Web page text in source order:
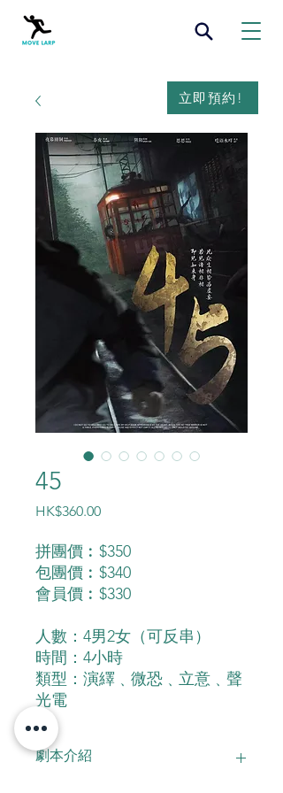
45
HK$360.00價
拼團價︰$350
包團價︰$340
會員價︰$330
人數：4男2女（可反串）
時間：4小時
類型：演繹﹑微恐﹑立意﹑聲
光電
劇本介紹
立即預約!